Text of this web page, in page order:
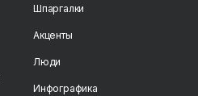
Шпаргалки
Акценты
Люди
Инфографика